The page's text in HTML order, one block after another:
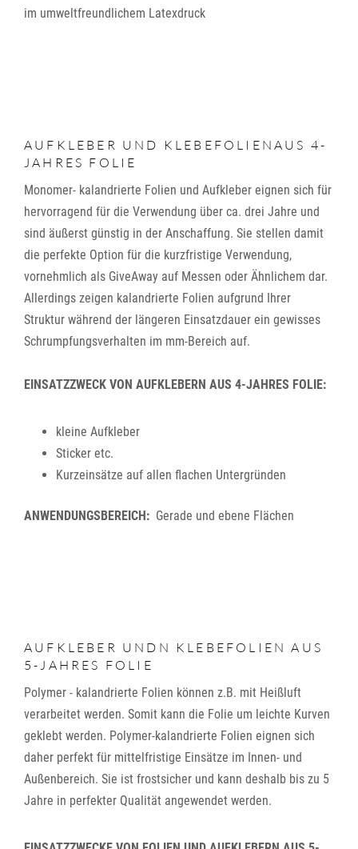
im umweltfreundlichem Latexdruck
AUFKLEBER UND KLEBEFOLIENAUS 4-
JAHRES FOLIE
Monomer- kalandrierte Folien und Aufkleber eignen sich für
hervorragend für die Verwendung über ca. drei Jahre und
sind äußerst günstig in der Anschaffung. Sie stellen damit
die perfekte Option für die kurzfristige Verwendung,
vornehmlich als GiveAway auf Messen oder Ähnlichem dar.
Allerdings zeigen kalandrierte Folien aufgrund Ihrer
Struktur während der längeren Einsatzdauer ein gewisses
Schrumpfungsverhalten im mm-Bereich auf.
EINSATZZWECK VON AUFKLEBERN AUS 4-JAHRES FOLIE:
kleine Aufkleber
Sticker etc.
Kurzeinsätze auf allen flachen Untergründen
ANWENDUNGSBEREICH: Gerade und ebene Flächen
AUFKLEBER UNDN KLEBEFOLIEN AUS
5-JAHRES FOLIE
Polymer - kalandrierte Folien können z.B. mit Heißluft
verarbeitet werden. Somit kann die Folie um leichte Kurven
geklebt werden. Polymer-kalandrierte Folien eignen sich
daher perfekt für mittelfristige Einsätze im Innen- und
Außenbereich. Sie ist frostsicher und kann deshalb bis zu 5
Jahre in perfekter Qualität angewendet werden.